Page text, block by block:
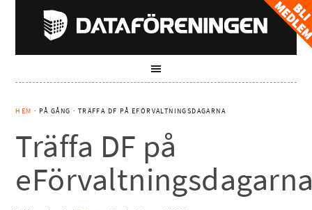
HEM · PÅ GÅNG · TRÄFFA DF PÅ EFÖRVALTNINGSDAGARNA
Träffa DF på